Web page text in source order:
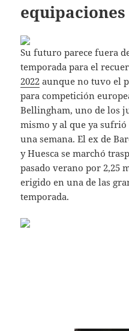
equipaciones
Su futuro parece fuera
temporada para el
2022 aunque no tuvo el
para competición
Bellingham, uno de los
mismo y al que ya
una semana. El ex de
y Huesca se marchó
pasado verano por 2,25
erigido en una de las
temporada.